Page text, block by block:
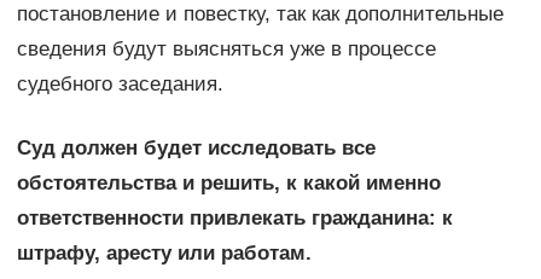
постановление и повестку, так как дополнительные
сведения будут выясняться уже в процессе
судебного заседания.
Суд должен будет исследовать все
обстоятельства и решить, к какой именно
ответственности привлекать гражданина: к
штрафу, аресту или работам.